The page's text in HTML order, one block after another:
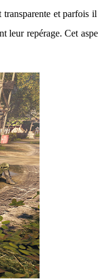
et parfois
leur repérage. Cet